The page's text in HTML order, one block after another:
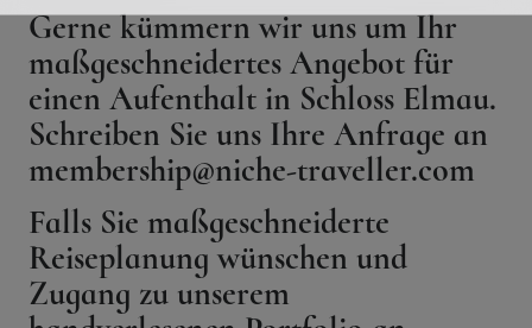
Gerne kümmern wir uns um Ihr
maßgeschneidertes Angebot für
einen Aufenthalt in Schloss Elmau.
Schreiben Sie uns Ihre Anfrage an
membership@niche-traveller.com
Falls Sie maßgeschneiderte
Reiseplanung wünschen und
Zugang zu unserem